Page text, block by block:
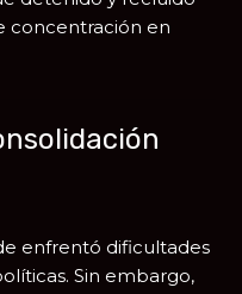
concentración en
enfrentó dificultades
Sin embargo,